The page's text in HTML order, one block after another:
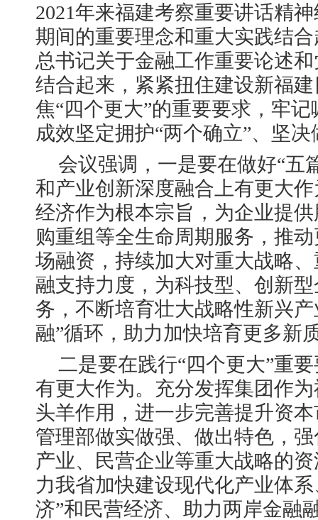
2021年来福建考察重要讲话精
期间的重要理念和重大实践结
总书记关于金融工作重要论述
结合起来，紧紧扭住建设新福
焦“四个更大”的重要要求，牢
成效坚定拥护“两个确立”、坚决
会议强调，一是要在做好“五
和产业创新深度融合上有更大
经济作为根本宗旨，为企业提
购重组等全生命周期服务，推
场融资，持续加大对重大战略
融支持力度，为科技型、创新
务，不断培育壮大战略性新兴
融”循环，助力加快培育更多新
二是要在践行“四个更大”重
有更大作为。充分发挥集团作
头羊作用，进一步完善提升资
管理部做实做强、做出特色，
产业、民营企业等重大战略的
力我省加快建设现代化产业体
济”和民营经济、助力两岸金融